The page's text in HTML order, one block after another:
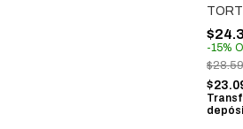
-15%